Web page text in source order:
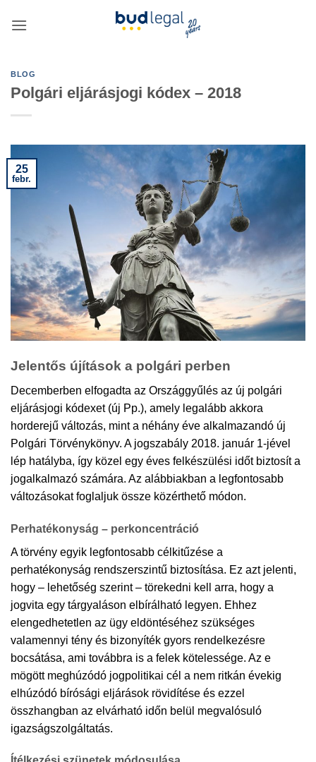
BLOG
Polgári eljárásjogi kódex – 2018
25
febr.
Jelentős újítások a polgári perben
Decemberben elfogadta az Országgyűlés az új polgári
eljárásjogi kódexet (új Pp.), amely legalább akkora
horderejű változás, mint a néhány éve alkalmazandó új
Polgári Törvénykönyv. A jogszabály 2018. január 1-jével
lép hatályba, így közel egy éves felkészülési időt biztosít a
jogalkalmazó számára. Az alábbiakban a legfontosabb
változásokat foglaljuk össze közérthető módon.
Perhatékonyság – perkoncentráció
A törvény egyik legfontosabb célkitűzése a
perhatékonyság rendszerszintű biztosítása. Ez azt jelenti,
hogy – lehetőség szerint – törekedni kell arra, hogy a
jogvita egy tárgyaláson elbírálható legyen. Ehhez
elengedhetetlen az ügy eldöntéséhez szükséges
valamennyi tény és bizonyíték gyors rendelkezésre
bocsátása, ami továbbra is a felek kötelessége. Az e
mögött meghúzódó jogpolitikai cél a nem ritkán évekig
elhúzódó bírósági eljárások rövidítése és ezzel
összhangban az elvárható időn belül megvalósuló
igazságszolgáltatás.